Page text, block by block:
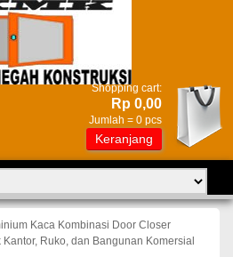
Shopping cart:
Rp 0,00
Jumlah = 0 pcs
Keranjang
Kaca Kombinasi Door Closer
Ruko, dan Bangunan Komersial